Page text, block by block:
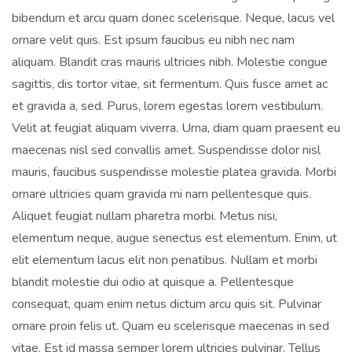
bibendum et arcu quam donec scelerisque. Neque, lacus vel
ornare velit quis. Est ipsum faucibus eu nibh nec nam
aliquam. Blandit cras mauris ultricies nibh. Molestie congue
sagittis, dis tortor vitae, sit fermentum. Quis fusce amet ac
et gravida a, sed. Purus, lorem egestas lorem vestibulum.
Velit at feugiat aliquam viverra. Urna, diam quam praesent eu
maecenas nisl sed convallis amet. Suspendisse dolor nisl
mauris, faucibus suspendisse molestie platea gravida. Morbi
ornare ultricies quam gravida mi nam pellentesque quis.
Aliquet feugiat nullam pharetra morbi. Metus nisi,
elementum neque, augue senectus est elementum. Enim, ut
elit elementum lacus elit non penatibus. Nullam et morbi
blandit molestie dui odio at quisque a. Pellentesque
consequat, quam enim netus dictum arcu quis sit. Pulvinar
ornare proin felis ut. Quam eu scelerisque maecenas in sed
vitae. Est id massa semper lorem ultricies pulvinar. Tellus